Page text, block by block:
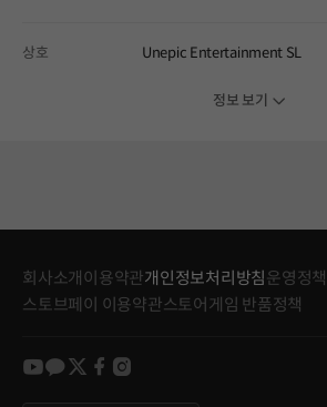
상호 Unepic Entertainment SL
정보 보기
회사소개이용약관개인정보처리방침 운영정책
스토브페이 이용약관스토어게임 반품정책
youtube
kakao
twitter
facebook
instagram